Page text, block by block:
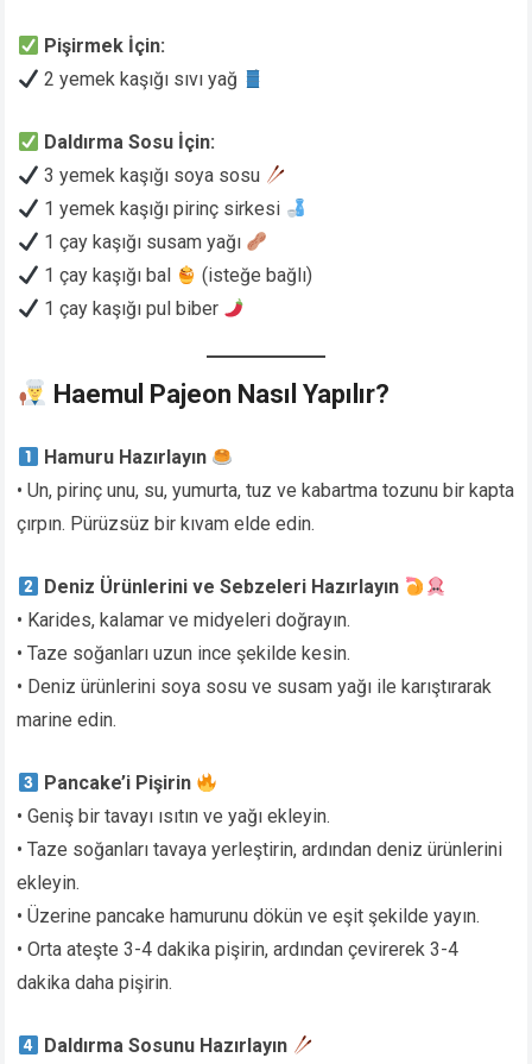
Pişirmek İçin:
2 yemek kaşığı sıvı yağ
Daldırma Sosu İçin:
3 yemek kaşığı soya sosu
1 yemek kaşığı pirinç sirkesi
1 çay kaşığı susam yağı
1 çay kaşığı bal
(isteğe bağlı)
1 çay kaşığı pul biber
Haemul Pajeon Nasıl Yapılır?
Hamuru Hazırlayın
• Un, pirinç unu, su, yumurta, tuz ve kabartma tozunu bir kapta
çırpın. Pürüzsüz bir kıvam elde edin.
Deniz Ürünlerini ve Sebzeleri Hazırlayın
• Karides, kalamar ve midyeleri doğrayın.
• Taze soğanları uzun ince şekilde kesin.
• Deniz ürünlerini soya sosu ve susam yağı ile karıştırarak
marine edin.
Pancake’i Pişirin
• Geniş bir tavayı ısıtın ve yağı ekleyin.
• Taze soğanları tavaya yerleştirin, ardından deniz ürünlerini
ekleyin.
• Üzerine pancake hamurunu dökün ve eşit şekilde yayın.
• Orta ateşte 3-4 dakika pişirin, ardından çevirerek 3-4
dakika daha pişirin.
Daldırma Sosunu Hazırlayın